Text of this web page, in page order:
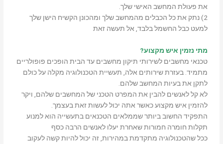
את פעולת המחשב האישי שלך.
2) נתק את כל הכבלים מהמחשב שלך ומהכונן הקשיח הישן שלך
למעט כבל החשמל בלבד, אל תעשה זאת
מתי נזמין איש מקצוע?
טכנאי מחשבים לשירותי תיקון מחשבים עד הבית הופכים פופולריים
מתמיד. בעזרת שירותים אלה, תעשיית הטכנולוגיה מקלה על כולם
לתקן את בעיות המחשב שלהם.
לא קל לאנשים להבין את המפרט הטכני של המחשבים שלהם, ויקר
להזמין איש מקצוע כאשר אתה יכול לעשות זאת בעצמך.
התפקיד החשוב ביותר שממלאים הטכנאים בתעשייה הוא למנוע
תקלות חומרה חמורות שאחרת יעלו לאנשים הרבה כסף
ככל שהטכנולוגיה מתקדמת במהירות, זה יכול להיות קשה לעקוב